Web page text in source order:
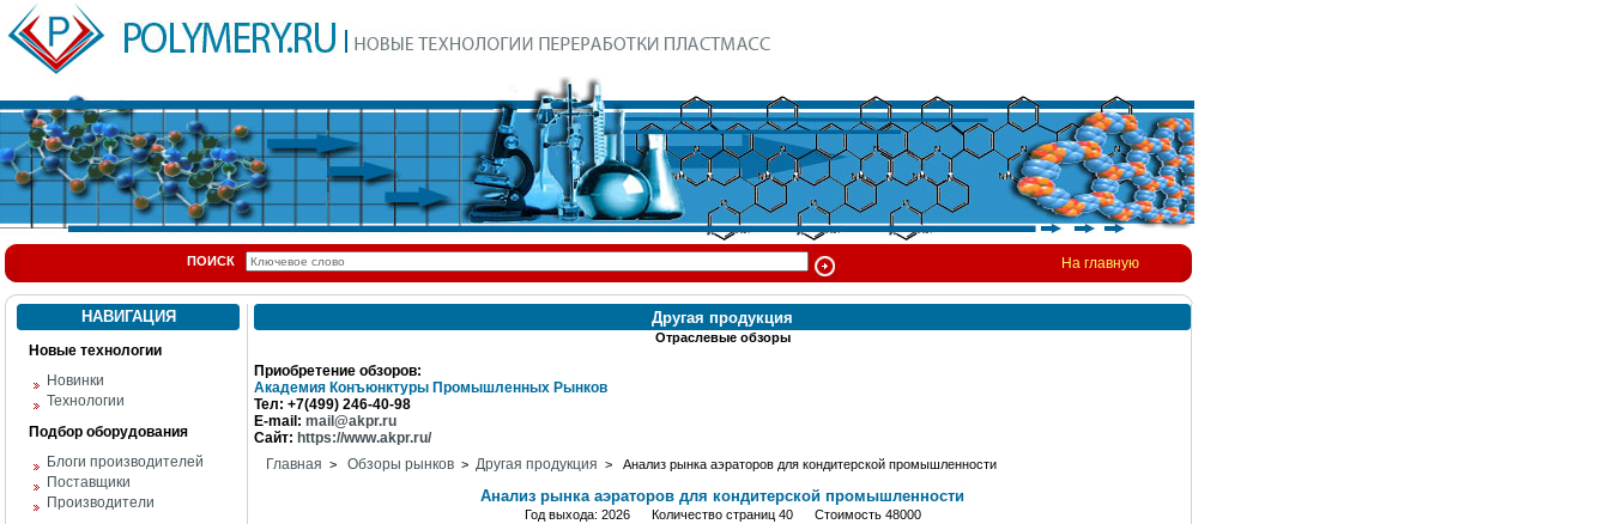
ПОИСК На главную
НАВИГАЦИЯ
Новые технологии
Новинки
Технологии
Подбор оборудования
Блоги производителей
Поставщики
Производители
Другая продукция
Отраслевые обзоры
Приобретение обзоров:
Академия Конъюнктуры Промышленных Рынков
Тел: +7(499) 246-40-98
E-mail: mail@akpr.ru
Сайт: https://www.akpr.ru/
Главная > Обзоры рынков > Другая продукция > Анализ рынка аэраторов для кондитерской промышленности
Анализ рынка аэраторов для кондитерской промышленности
Год выхода: 2026 Количество страниц 40 Стоимость 48000